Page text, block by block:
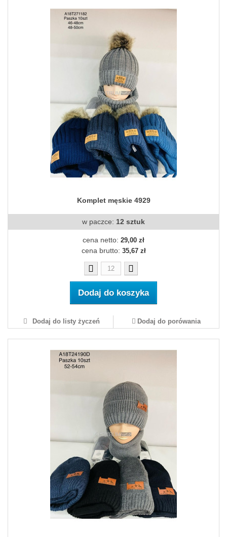
Komplet męskie 4929
w paczce: 12 sztuk
cena netto: 29,00 zł
cena brutto: 35,67 zł
Dodaj do koszyka
Dodaj do listy życzeń Dodaj do porówania